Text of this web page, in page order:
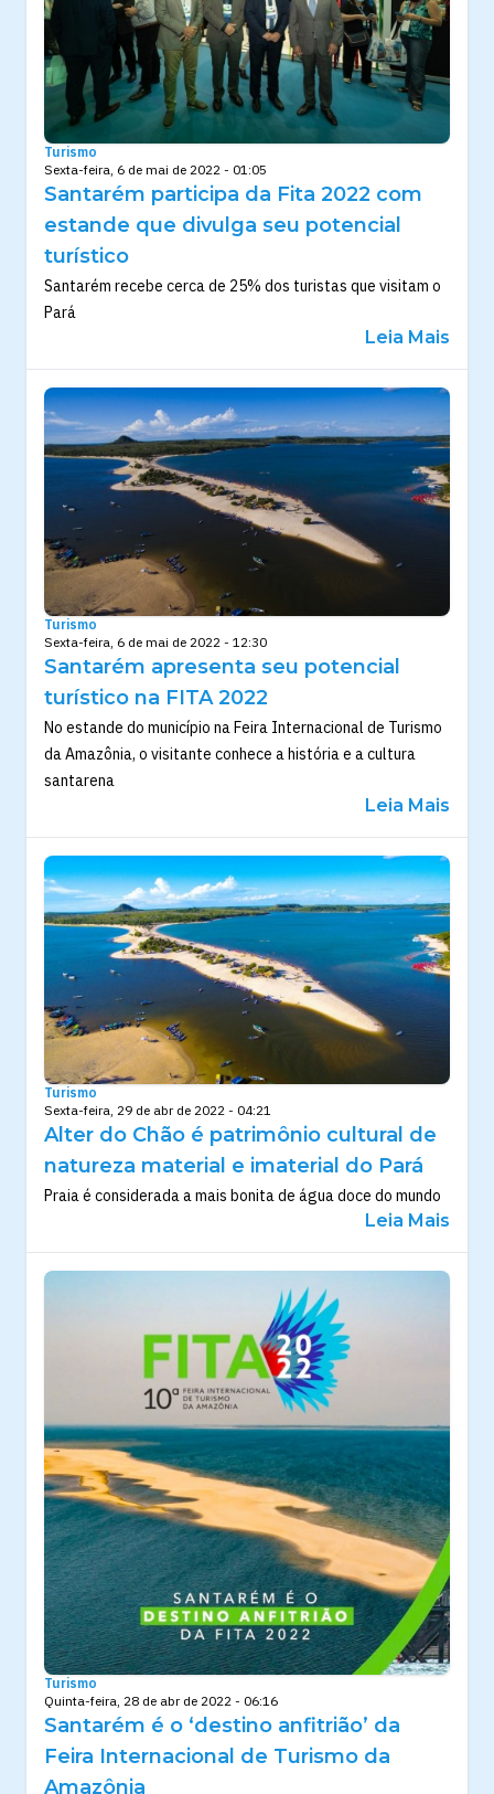
Turismo
Sexta-feira, 6 de mai de 2022 - 01:05
Santarém participa da Fita 2022 com
estande que divulga seu potencial
turístico
Santarém recebe cerca de 25% dos turistas que visitam o
Pará
Leia Mais
Turismo
Sexta-feira, 6 de mai de 2022 - 12:30
Santarém apresenta seu potencial
turístico na FITA 2022
No estande do município na Feira Internacional de Turismo
da Amazônia, o visitante conhece a história e a cultura
santarena
Leia Mais
Turismo
Sexta-feira, 29 de abr de 2022 - 04:21
Alter do Chão é patrimônio cultural de
natureza material e imaterial do Pará
Praia é considerada a mais bonita de água doce do mundo
Leia Mais
Turismo
Quinta-feira, 28 de abr de 2022 - 06:16
Santarém é o ‘destino anfitrião’ da
Feira Internacional de Turismo da
Amazônia